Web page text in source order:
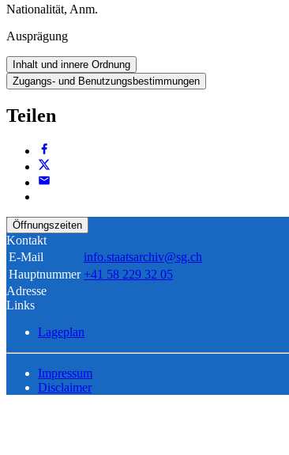
Nationalität, Anm.
Ausprägung
Inhalt und innere Ordnung
Zugangs- und Benutzungsbestimmungen
Teilen
Öffnungszeiten
Kontakt
E-Mail
info.staatsarchiv@sg.ch
Hauptnummer +41 58 229 32 05
Adresse
Links
Lageplan
Impressum
Disclaimer